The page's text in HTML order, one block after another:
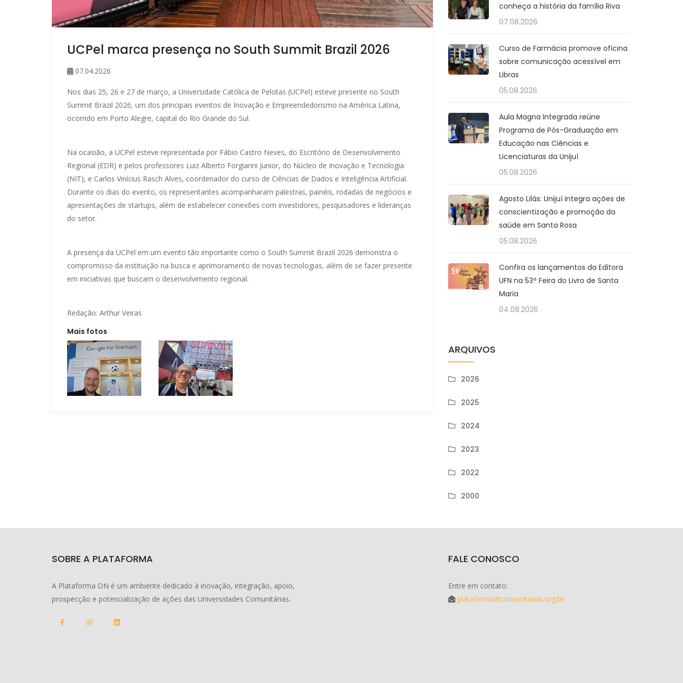
UCPel marca presença no South Summit Brazil 2026
07.04.2026
Nos dias 25, 26 e 27 de março, a Universidade Católica de Pelotas (UCPel) esteve presente no South
Summit Brazil 2026, um dos principais eventos de Inovação e Empreendedorismo na América Latina,
ocorrido em Porto Alegre, capital do Rio Grande do Sul.
Na ocasião, a UCPel esteve representada por Fábio Castro Neves, do Escritório de Desenvolvimento
Regional (EDR) e pelos professores Luiz Alberto Forgiarini Junior, do Núcleo de Inovação e Tecnologia
(NIT), e Carlos Vinícius Rasch Alves, coordenador do curso de Ciências de Dados e Inteligência Artificial.
Durante os dias do evento, os representantes acompanharam palestras, painéis, rodadas de negócios e
apresentações de startups, além de estabelecer conexões com investidores, pesquisadores e lideranças
do setor.
A presença da UCPel em um evento tão importante como o South Summit Brazil 2026 demonstra o
compromisso da instituição na busca e aprimoramento de novas tecnologias, além de se fazer presente
em iniciativas que buscam o desenvolvimento regional.
Redação: Arthur Veiras
Mais fotos
conheça a história da família Riva
07.08.2026
Curso de Farmácia promove oficina
sobre comunicação acessível em
Libras
05.08.2026
Aula Magna Integrada reúne
Programa de Pós-Graduação em
Educação nas Ciências e
Licenciaturas da Unijuí
05.08.2026
Agosto Lilás: Unijuí integra ações de
conscientização e promoção da
saúde em Santa Rosa
05.08.2026
Confira os lançamentos da Editora
UFN na 53ª Feira do Livro de Santa
Maria
04.08.2026
ARQUIVOS
2026
2025
2024
2023
2022
2000
SOBRE A PLATAFORMA
A Plataforma ON é um ambiente dedicado à inovação, integração, apoio,
prospecção e potencialização de ações das Universidades Comunitárias.
FALE CONOSCO
Entre em contato:
plataforma@comunitarias.org.br